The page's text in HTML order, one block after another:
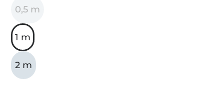
0,5 m
1 m
2 m